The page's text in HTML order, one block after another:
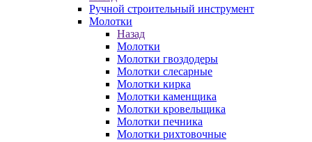
Ручной строительный инструмент
Молотки
Назад
Молотки
Молотки гвоздодеры
Молотки слесарные
Молотки кирка
Молотки каменщика
Молотки кровельщика
Молотки печника
Молотки рихтовочные